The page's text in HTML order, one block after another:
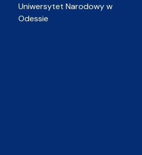
Uniwersytet Narodowy w
Odessie